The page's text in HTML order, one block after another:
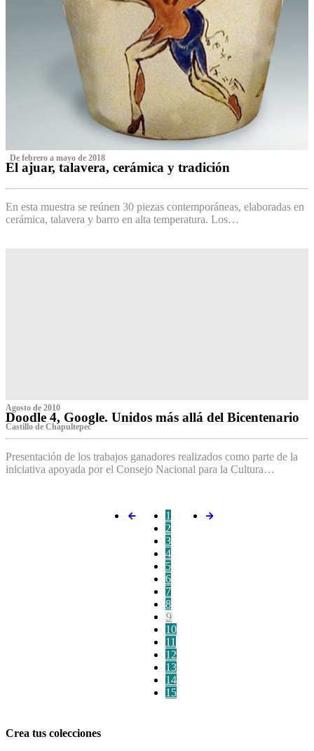
‌ De febrero a mayo de 2018
El ajuar, talavera, cerámica y tradición
En esta muestra se reúnen 30 piezas contemporáneas, elaboradas en
cerámica, talavera y barro en alta temperatura. Los…
Agosto de 2010
Doodle 4, Google. Unidos más allá del Bicentenario
Castillo de Chapultepec
Presentación de los trabajos ganadores realizados como parte de la
iniciativa apoyada por el Consejo Nacional para la Cultura…
1
2
3
4
5
6
7
8
9
10
11
12
13
14
15
Crea tus colecciones